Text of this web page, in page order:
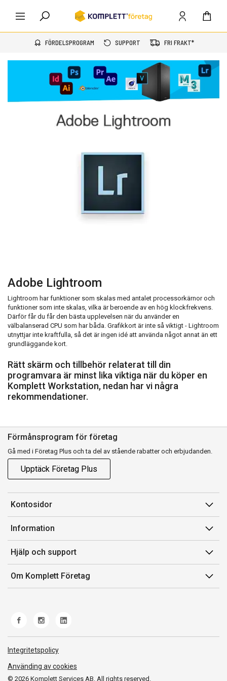
FÖRDELSPROGRAM SUPPORT FRI FRAKT*
Adobe Lightroom
Lightroom har funktioner som skalas med antalet processorkärnor och
funktioner som inte skalas, vilka är beroende av en hög klockfrekvens.
Därför får du får den bästa upplevelsen när du använder en
välbalanserad CPU som har båda. Grafikkort är inte så viktigt - Lightroom
utnyttjar inte kraftfulla, så det är ingen idé att använda något annat än ett
grundläggande kort.
Rätt skärm och tillbehör relaterat till din
programvara är minst lika viktiga när du köper en
Komplett Workstation, nedan har vi några
rekommendationer.
Förmånsprogram för företag
Gå med i Företag Plus och ta del av stående rabatter och erbjudanden.
Upptäck Företag Plus
Kontosidor
Mina sidor
Orderhistorik
Fakturor & Kvitton
Inköpslistor
Information
Försäljningsvillkor
Villkor för Komplett Företag Plus
Felsökning & guider
Hjälp och support
Kontakta oss
Kundservice
Frakt och leverans
Om Komplett Företag
© 2026 Komplett Services AB. All rights reserved.
Integritetspolicy
Använding av cookies